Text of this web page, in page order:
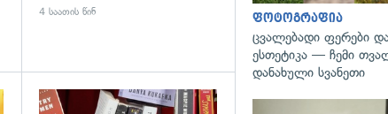
4 საათის წინ
გადახედვა
ფოტოგრაფია
ცვალებადი ფერები
ესთეტიკა — ჩემი
დანახული სვანეთი